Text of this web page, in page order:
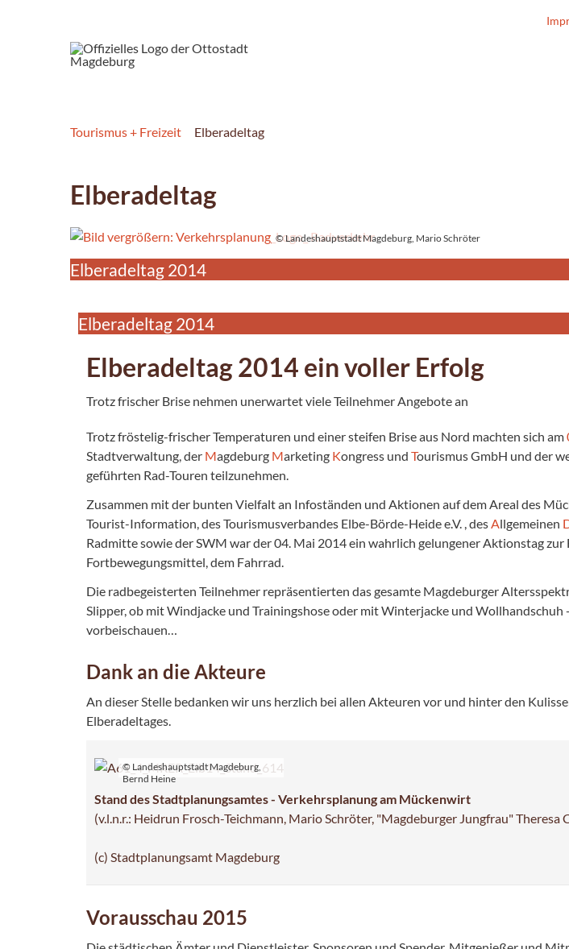
Tourismus + Freizeit Elberadeltag
Elberadeltag
© Landeshauptstadt Magdeburg, Mario Schröter
Elberadeltag 2014
Elberadeltag 2014
Elberadeltag 2014 ein voller Erfolg
Trotz frischer Brise nehmen unerwartet viele Teilnehmer Angebote an
Trotz fröstelig-frischer Temperaturen und einer steifen Brise aus Nord machten sich am
Stadtverwaltung, der Magdeburg Marketing Kongress und Tourismus GmbH und der
geführten Rad-Touren teilzunehmen.
Zusammen mit der bunten Vielfalt an Infoständen und Aktionen auf dem Areal des
Tourist-Information, des Tourismusverbandes Elbe-Börde-Heide e.V. , des Allgemeinen
Radmitte sowie der SWM war der 04. Mai 2014 ein wahrlich gelungener Aktionstag
Fortbewegungsmittel, dem Fahrrad.
Die radbegeisterten Teilnehmer repräsentierten das gesamte Magdeburger
Slipper, ob mit Windjacke und Trainingshose oder mit Winterjacke und
vorbeischauen…
Dank an die Akteure
An dieser Stelle bedanken wir uns herzlich bei allen Akteuren vor und hinter den
Elberadeltages.
© Landeshauptstadt Magdeburg,
Bernd Heine
Stand des Stadtplanungsamtes - Verkehrsplanung am Mückenwirt
(v.l.n.r.: Heidrun Frosch-Teichmann, Mario Schröter, "Magdeburger Jungfrau"
(c) Stadtplanungsamt Magdeburg
Vorausschau 2015